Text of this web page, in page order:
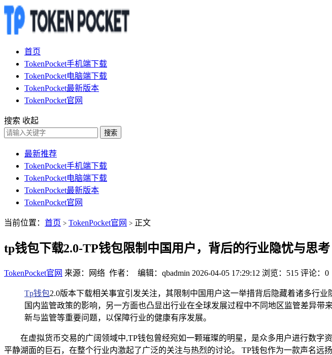
首页
TokenPocket手机端下载
TokenPocket电脑端下载
TokenPocket最新版本
TokenPocket官网
搜索 收起
搜索
最新推荐
TokenPocket手机端下载
TokenPocket电脑端下载
TokenPocket最新版本
TokenPocket官网
当前位置： 首页 > TokenPocket官网 > 正文
tp钱包下载2.0-TP钱包限制中国用户，背后的行业隐忧与思考
TokenPocket官网 来源：网络 作者： 编辑：qbadmin 2026-04-05 17:29:12 浏览：515 评论：0
Tp钱包2.0版本下载相关事宜引发关注，其限制中国用户这一举措背后隐藏着诸多行
国内监管政策的影响，另一方面也凸显出行业在全球发展过程中不同地区监管差异
新与监管等重要问题，以保障行业的健康有序发展。
在虚拟货币交易的广阔领域中,TP钱包曾经宛如一颗璀璨的明星，是众多用户进行数
平静湖面的巨石，在整个行业内激起了广泛的关注与热烈的讨论。 TP钱包作为一款声名